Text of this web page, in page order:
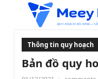
Thông tin quy hoạch
Bản đồ quy